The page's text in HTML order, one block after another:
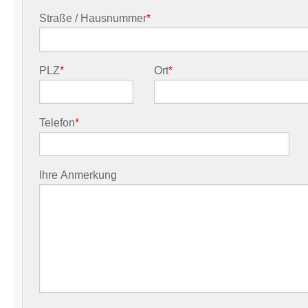
Straße / Hausnummer*
PLZ* Ort*
Telefon*
Ihre Anmerkung